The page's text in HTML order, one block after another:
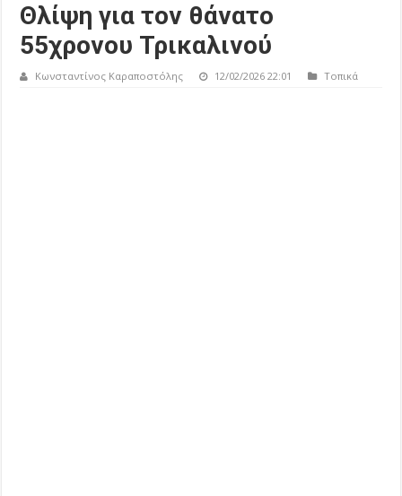
Θλίψη για τον θάνατο
55χρονου Τρικαλινού
Κωνσταντίνος Καραποστόλης 12/02/2026 22:01 Τοπικά